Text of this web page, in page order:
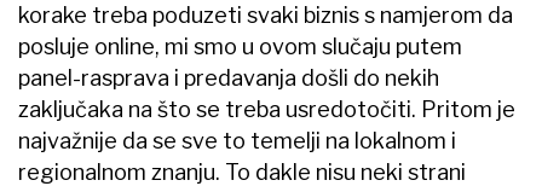
korake treba poduzeti svaki biznis s namjerom da
posluje online, mi smo u ovom slučaju putem
panel-rasprava i predavanja došli do nekih
zaključaka na što se treba usredotočiti. Pritom je
najvažnije da se sve to temelji na lokalnom i
regionalnom znanju. To dakle nisu neki strani